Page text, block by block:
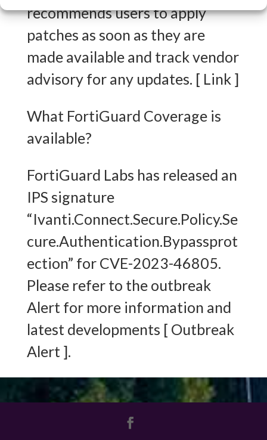
recommends users to apply
patches as soon as they are
made available and track vendor
advisory for any updates. [ Link ]
What FortiGuard Coverage is
available?
FortiGuard Labs has released an
IPS signature
“Ivanti.Connect.Secure.Policy.Se
cure.Authentication.Bypassprot
ection” for CVE-2023-46805.
Please refer to the outbreak
Alert for more information and
latest developments [ Outbreak
Alert ].